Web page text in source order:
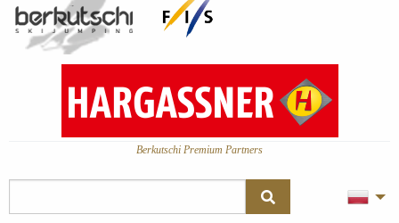
Berkutschi Premium Partners